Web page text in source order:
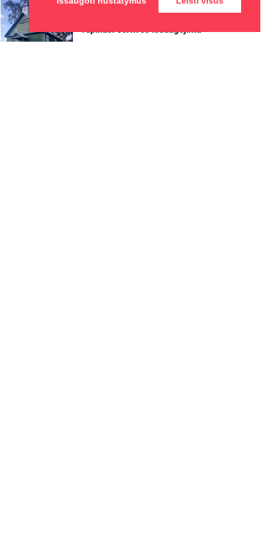
Ignalinos rajone, Lukošiškės
rūpinasi cerkvės išsaugojimu